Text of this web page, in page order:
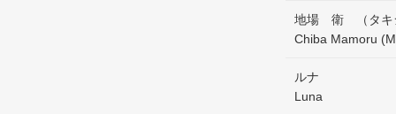
地場 衛 （タキ
Chiba Mamoru
ルナ
Luna